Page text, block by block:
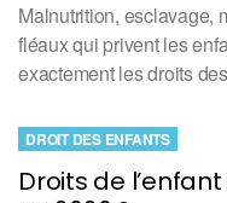
Malnutrition, esclavage,
fléaux qui privent les
exactement les droits
Droits de
DROIT DES ENFANTS